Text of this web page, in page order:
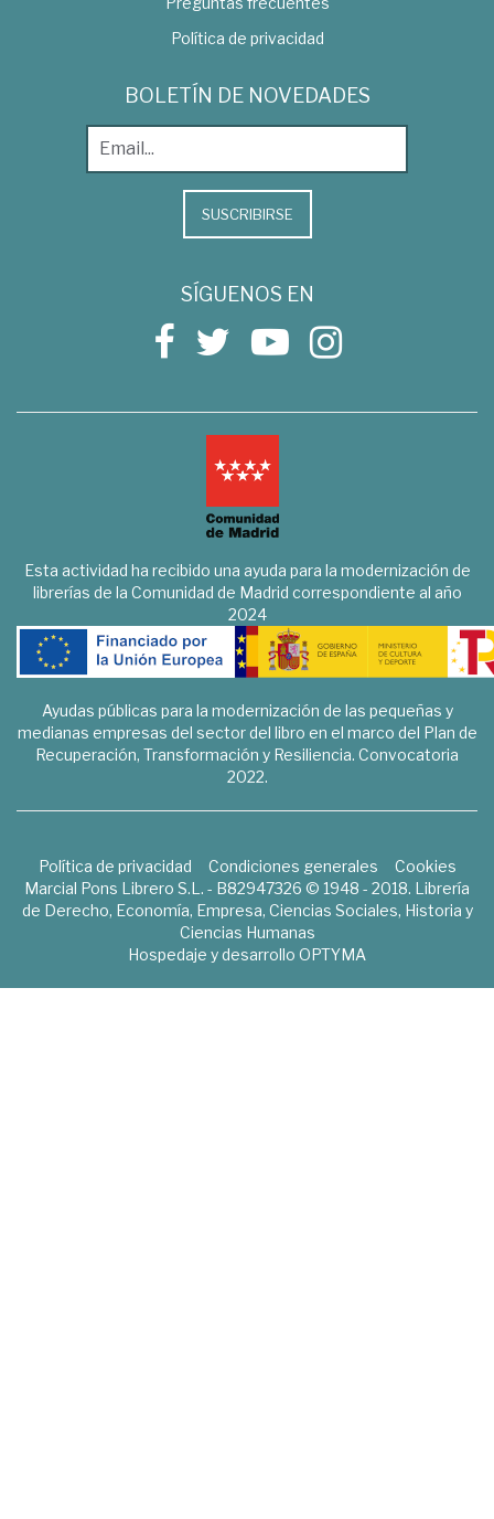
Política de privacidad
BOLETÍN DE NOVEDADES
SUSCRIBIRSE
SÍGUENOS EN
Esta actividad ha recibido una ayuda para la modernización de
librerías de la Comunidad de Madrid correspondiente al año
2024
Ayudas públicas para la modernización de las pequeñas y
medianas empresas del sector del libro en el marco del Plan de
Recuperación, Transformación y Resiliencia. Convocatoria
2022.
Política de privacidad Condiciones generales
Cookies
Marcial Pons Librero S.L. - B82947326 © 1948 - 2018. Librería
de Derecho, Economía, Empresa, Ciencias Sociales, Historia y
Ciencias Humanas
Hospedaje y desarrollo OPTYMA